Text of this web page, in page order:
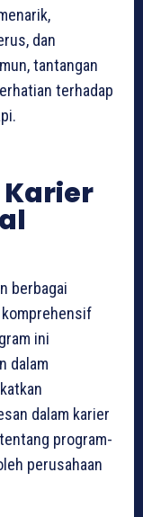
dan
tantangan
terhadap
berbagai
komprehensif
ini
dalam
dalam karier
program-
perusahaan